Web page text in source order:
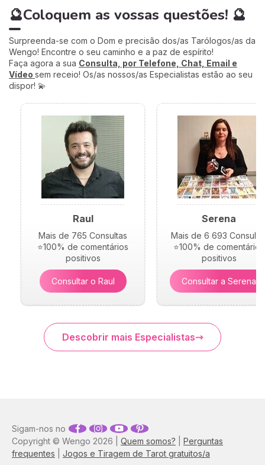
🔮Coloquem as vossas questões! 🔮
Surpreenda-se com o Dom e precisão dos/as Tarólogos/as da
Wengo! Encontre o seu caminho e a paz de espírito!
Faça agora a sua Consulta, por Telefone, Chat, Email e
Vídeo sem receio! Os/as nossos/as Especialistas estão ao seu
dispor! 💫
Raul
Mais de 765 Consultas
⭐100% de comentários
positivos
Consultar o Raul
Serena
Mais de 6 693
⭐100% de comentários
positivos
Consultar a Serena
Descobrir mais Especialistas
Copyright © Wengo 2026 | Quem somos?
Perguntas
frequentes
Jogos e Tiragem de Tarot gratuitos/a
Sigam-nos no